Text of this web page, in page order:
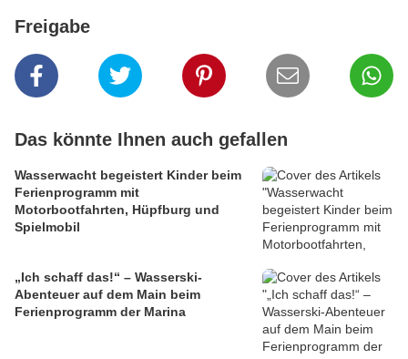
Freigabe
Das könnte Ihnen auch gefallen
Wasserwacht begeistert Kinder beim
Ferienprogramm mit
Motorbootfahrten, Hüpfburg und
Spielmobil
„Ich schaff das!“ – Wasserski-
Abenteuer auf dem Main beim
Ferienprogramm der Marina